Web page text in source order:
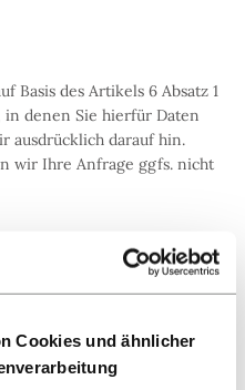
Cookies und ähnlicher
Basis des Artikels 6 Absatz 1
in denen Sie hierfür Daten
ausdrücklich darauf hin.
wir Ihre Anfrage ggfs. nicht
für die von uns verfolgten
zutrifft, löschen wir
Rechtsgrundlage.